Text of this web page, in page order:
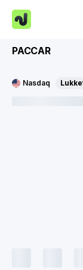
PACCAR
Nasdaq